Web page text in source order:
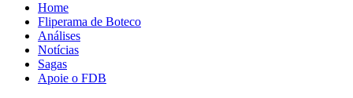
Home
Fliperama de Boteco
Análises
Notícias
Sagas
Apoie o FDB